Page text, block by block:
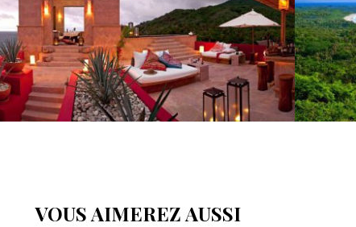
VOUS AIMEREZ AUSSI